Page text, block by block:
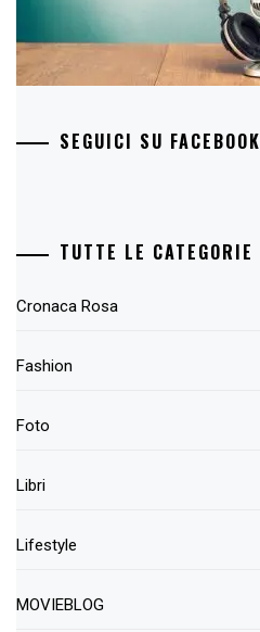
SEGUICI SU FACEBOOK
TUTTE LE CATEGORIE
Cronaca Rosa
Fashion
Foto
Libri
Lifestyle
MOVIEBLOG